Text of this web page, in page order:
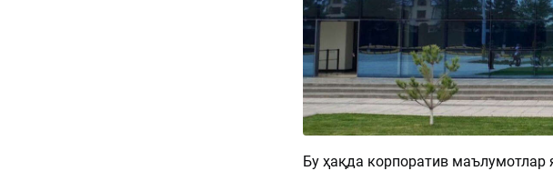
Бу ҳақда корпоратив маълумотлар